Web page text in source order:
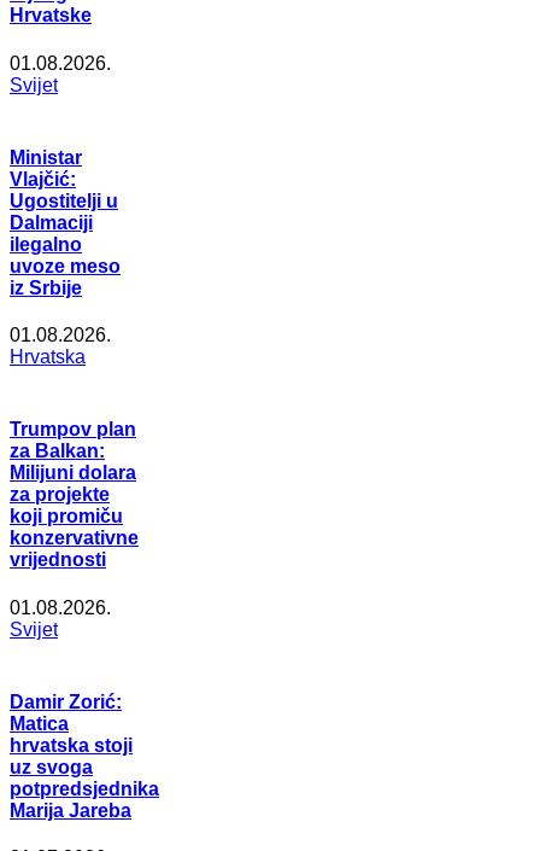
Hrvatske
01.08.2026.
Svijet
Ministar
Vlajčić:
Ugostitelji u
Dalmaciji
ilegalno
uvoze meso
iz Srbije
01.08.2026.
Hrvatska
Trumpov plan
za Balkan:
Milijuni dolara
za projekte
koji promiču
konzervativne
vrijednosti
01.08.2026.
Svijet
Damir Zorić:
Matica
hrvatska stoji
uz svoga
potpredsjednika
Marija Jareba